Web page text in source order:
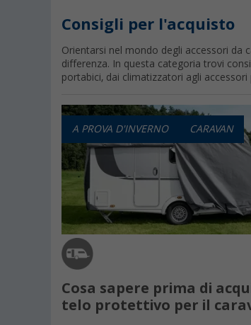
Consigli per l'acquisto
Orientarsi nel mondo degli accessori da
differenza. In questa categoria trovi
portabici, dai climatizzatori agli
A PROVA D'INVERNO CARAVAN
Cosa sapere prima di
telo protettivo per il